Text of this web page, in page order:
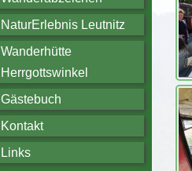
NaturErlebnis Leutnitz
Wanderhütte
Herrgottswinkel
Gästebuch
Kontakt
Links